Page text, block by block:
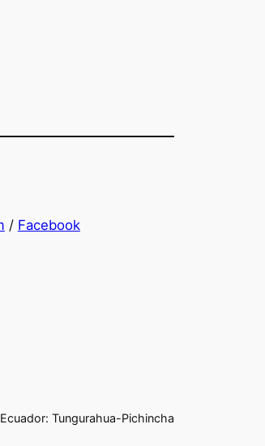
/ Facebook
Ecuador: Tungurahua-Pichincha